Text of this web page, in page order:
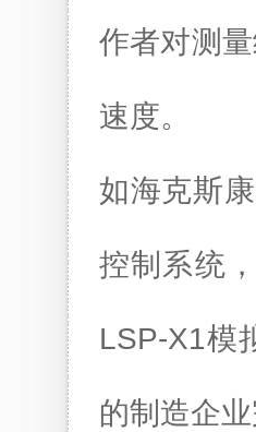
作者对测
速度。
如海克斯康
控制系统
LSP-X1模
的制造企